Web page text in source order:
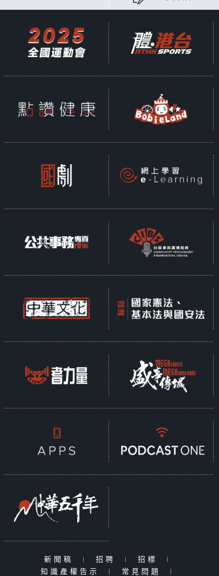
新聞稿 | 招聘 | 招標
|
知識產權告示
| 常見問題 |